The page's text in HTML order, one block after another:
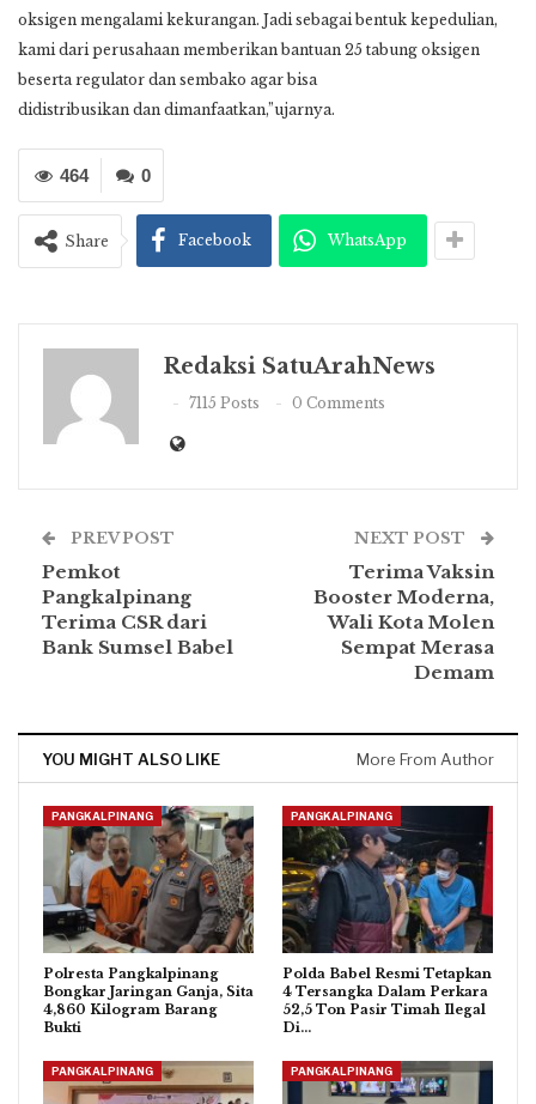
oksigen mengalami kekurangan. Jadi sebagai bentuk kepedulian,
kami dari perusahaan memberikan bantuan 25 tabung oksigen
beserta regulator dan sembako agar bisa
didistribusikan dan dimanfaatkan,”ujarnya.
0
464
Share Facebook WhatsApp
Redaksi SatuArahNews
7115 Posts 0 Comments
PREV POST
Pemkot
Pangkalpinang
Terima CSR dari
Bank Sumsel Babel
NEXT POST
Terima Vaksin
Booster Moderna,
Wali Kota Molen
Sempat Merasa
Demam
YOU MIGHT ALSO LIKE More From Author
PANGKALPINANG
Polresta Pangkalpinang
Bongkar Jaringan Ganja, Sita
4,860 Kilogram Barang
Bukti
PANGKALPINANG
Polda Babel Resmi Tetapkan
4 Tersangka Dalam Perkara
52,5 Ton Pasir Timah Ilegal
Di…
PANGKALPINANG PANGKALPINANG